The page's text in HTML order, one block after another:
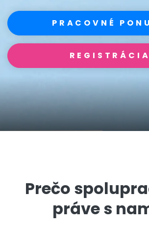
PRACOVNÉ
REGISTRÁCIA
Prečo
práve s